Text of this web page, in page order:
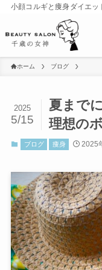
小顔コルギと痩身ダイエッ
ホーム ブログ
夏まで
理想の
2025
5/15
ブログ 痩身 2025